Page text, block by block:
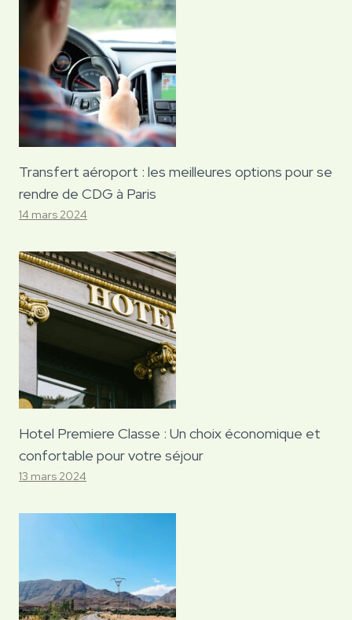
Transfert aéroport : les meilleures options pour se
rendre de CDG à Paris
14 mars 2024
Hotel Premiere Classe : Un choix économique et
confortable pour votre séjour
13 mars 2024